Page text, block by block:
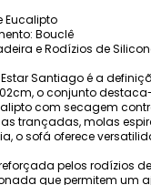
Eucalipto
Bouclê
e Rodízios de
Santiago é a
o conjunto
com secagem
trançadas, molas
o sofá oferece
pelos rodízios
que permitem um